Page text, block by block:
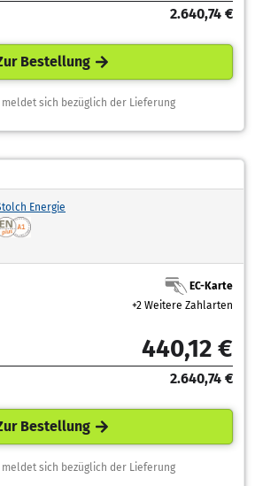
2.640,74 €
Bestellung
sich bezüglich der Lieferung
Energie
EC-Karte
+2 Weitere Zahlarten
440,12 €
2.640,74 €
Bestellung
sich bezüglich der Lieferung